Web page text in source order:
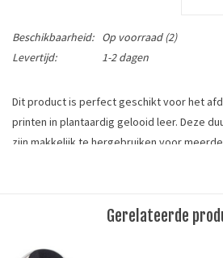
Beschikbaarheid: Op voorraad(2)
Levertijd:
1-2 dagen
Dit product is perfect geschikt voor het
printen in plantaardig gelooid leer. Deze
zijn makkelijk te hergebruiken voor
This product is perfect suitable for carving
vegetable tanned leather. These durable
Gerelateerde